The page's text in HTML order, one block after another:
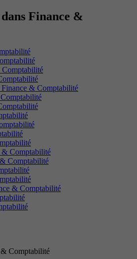
Finance &
& Comptabilité
& Comptabilité
Comptabilité
& Comptabilité
Comptabilité